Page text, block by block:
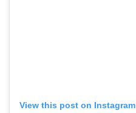
View this post on Instagram